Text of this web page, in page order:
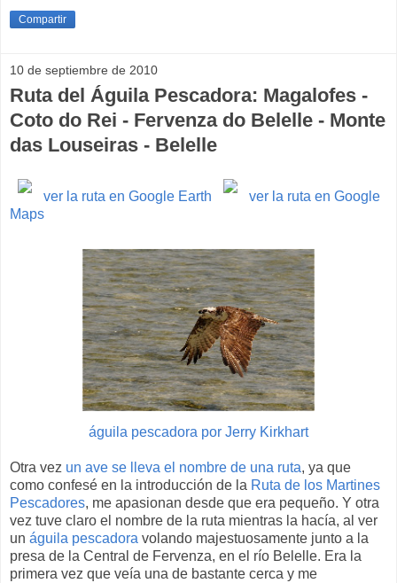
Compartir
10 de septiembre de 2010
Ruta del Águila Pescadora: Magalofes -
Coto do Rei - Fervenza do Belelle - Monte
das Louseiras - Belelle
ver la ruta en Google Earth
ver la ruta en Google
Maps
águila pescadora por Jerry Kirkhart
Otra vez un ave se lleva el nombre de una ruta, ya que
como confesé en la introducción de la Ruta de los Martines
Pescadores, me apasionan desde que era pequeño. Y otra
vez tuve claro el nombre de la ruta mientras la hacía, al ver
un águila pescadora volando majestuosamente junto a la
presa de la Central de Fervenza, en el río Belelle. Era la
primera vez que veía una de bastante cerca y me